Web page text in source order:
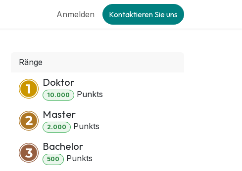
Anmelden Kontaktieren Sie uns
Ränge
Doktor
10.000 Punkts
Master
2.000 Punkts
Bachelor
500 Punkts